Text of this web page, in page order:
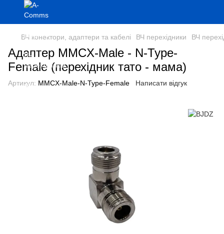
ВЧ конектори, адаптери та кабелі ВЧ перехідники ВЧ
Адаптер MMCX-Male - N-Type-
Female (перехідник тато - мама)
Артикул: MMCX-Male-N-Type-Female Написати відгук